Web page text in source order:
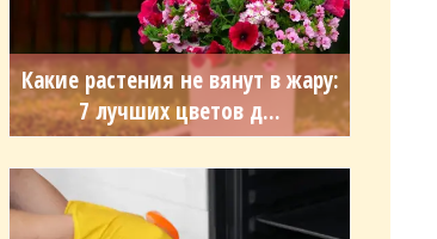
Какие растения не вянут в жару:
7 лучших цветов д...